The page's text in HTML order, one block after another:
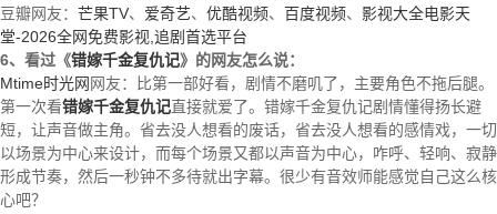
豆瓣网友： 芒果TV、 爱奇艺、 优酷视频、 百度视频、 影视大全电影天
堂-2026全网免费影视,追剧首选平台
6、看过《错嫁千金复仇记》的网友怎么说：
Mtime时光网 网友：比第一部好看，剧情不磨叽了，主要角色不拖后腿。
第一次看错嫁千金复仇记直接就爱了。错嫁千金复仇记剧情懂得扬长避
短，让声音做主角。省去没人想看的废话，省去没人想看的感情戏，一切
以场景为中心来设计，而每个场景又都以声音为中心，咋呼、轻响、寂静
形成节奏，然后一秒钟不多待就出字幕。很少有音效师能感觉自己这么核
心吧？